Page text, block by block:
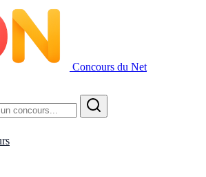
Concours du Net